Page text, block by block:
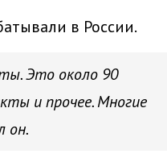
в России.
Это около 90
и прочее. Многие
он.